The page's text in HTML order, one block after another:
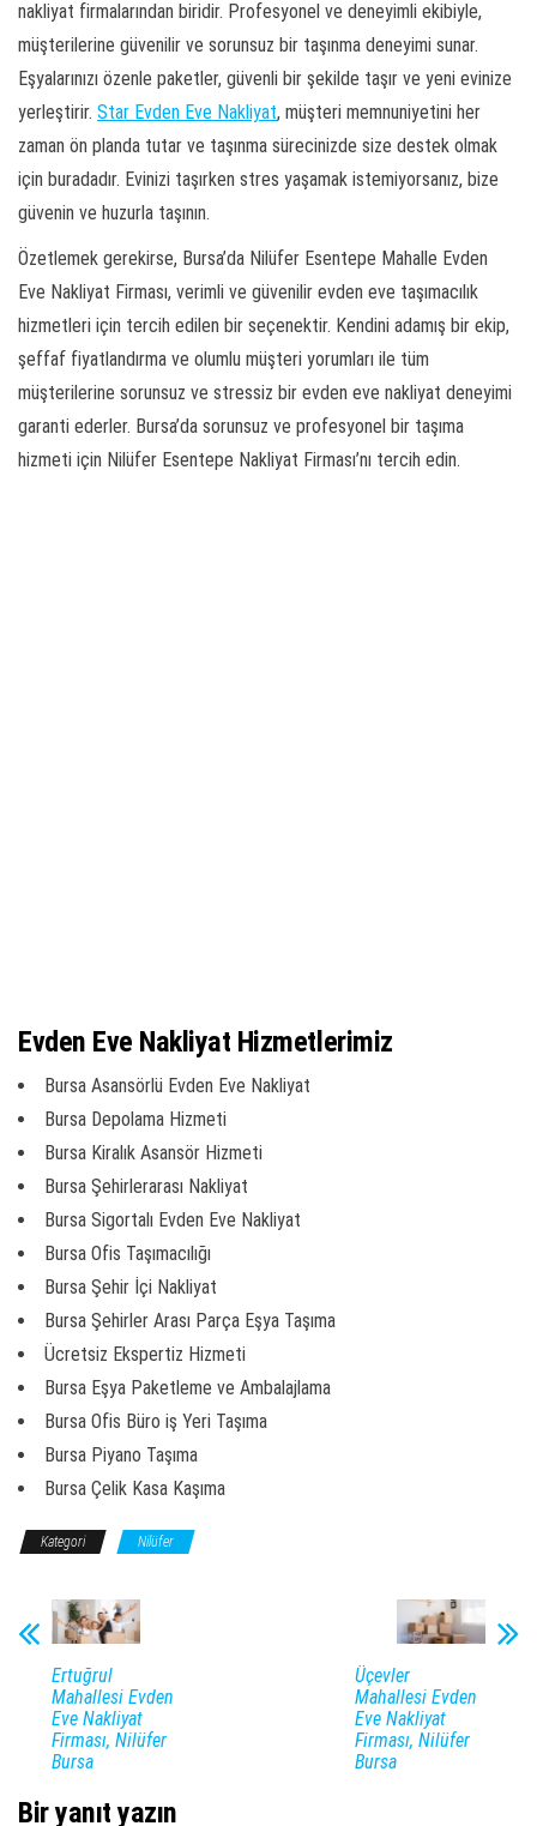
nakliyat firmalarından biridir. Profesyonel ve deneyimli ekibiyle,
müşterilerine güvenilir ve sorunsuz bir taşınma deneyimi sunar.
Eşyalarınızı özenle paketler, güvenli bir şekilde taşır ve yeni evinize
yerleştirir. Star Evden Eve Nakliyat, müşteri memnuniyetini her
zaman ön planda tutar ve taşınma sürecinizde size destek olmak
için buradadır. Evinizi taşırken stres yaşamak istemiyorsanız, bize
güvenin ve huzurla taşının.
Özetlemek gerekirse, Bursa’da Nilüfer Esentepe Mahalle Evden
Eve Nakliyat Firması, verimli ve güvenilir evden eve taşımacılık
hizmetleri için tercih edilen bir seçenektir. Kendini adamış bir ekip,
şeffaf fiyatlandırma ve olumlu müşteri yorumları ile tüm
müşterilerine sorunsuz ve stressiz bir evden eve nakliyat deneyimi
garanti ederler. Bursa’da sorunsuz ve profesyonel bir taşıma
hizmeti için Nilüfer Esentepe Nakliyat Firması’nı tercih edin.
Evden Eve Nakliyat Hizmetlerimiz
Bursa Asansörlü Evden Eve Nakliyat
Bursa Depolama Hizmeti
Bursa Kiralık Asansör Hizmeti
Bursa Şehirlerarası Nakliyat
Bursa Sigortalı Evden Eve Nakliyat
Bursa Ofis Taşımacılığı
Bursa Şehir İçi Nakliyat
Bursa Şehirler Arası Parça Eşya Taşıma
Ücretsiz Ekspertiz Hizmeti
Bursa Eşya Paketleme ve Ambalajlama
Bursa Ofis Büro iş Yeri Taşıma
Bursa Piyano Taşıma
Bursa Çelik Kasa Kaşıma
Kategori Nilüfer
Ertuğrul
Mahallesi Evden
Eve Nakliyat
Firması, Nilüfer
Bursa
Üçevler
Mahallesi Evden
Eve Nakliyat
Firması, Nilüfer
Bursa
Bir yanıt yazın